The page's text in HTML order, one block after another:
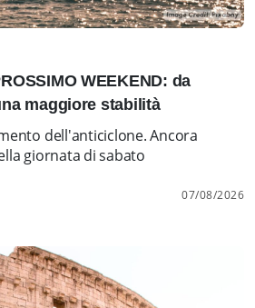
WEEKEND: da
maggiore stabilità
dell'anticiclone. Ancora
giornata di sabato
07/08/2026